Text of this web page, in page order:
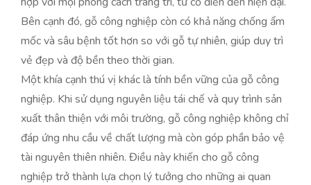
Bên cạnh đó, gỗ công nghiệp còn có khả năng chống ẩm
mốc và sâu bệnh tốt hơn so với gỗ tự nhiên, giúp duy trì
vẻ đẹp và độ bền theo thời gian.
Một khía cạnh thú vị khác là tính bền vững của gỗ công
nghiệp. Khi sử dụng nguyên liệu tái chế và quy trình sản
xuất thân thiện với môi trường, gỗ công nghiệp không chỉ
đáp ứng nhu cầu về chất lượng mà còn góp phần bảo vệ
tài nguyên thiên nhiên. Điều này khiến cho gỗ công
nghiệp trở thành lựa chọn lý tưởng cho những ai quan